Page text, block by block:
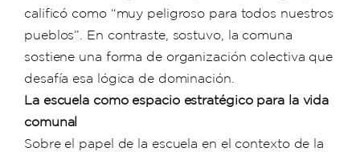
calificó como “muy peligroso para todos nuestros
pueblos”. En contraste, sostuvo, la comuna
sostiene una forma de organización colectiva que
desafía esa lógica de dominación.
La escuela como espacio estratégico para la vida
comunal
Sobre el papel de la escuela en el contexto de la